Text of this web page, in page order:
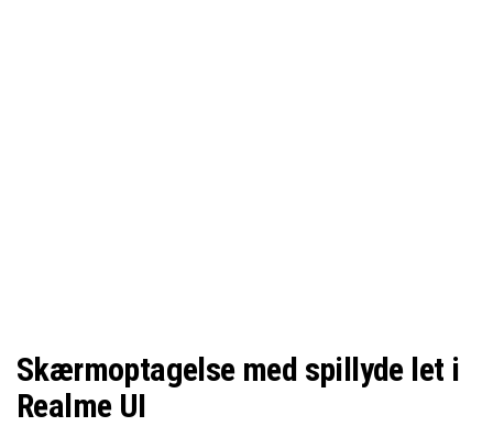
Skærmoptagelse med spillyde let i
Realme UI